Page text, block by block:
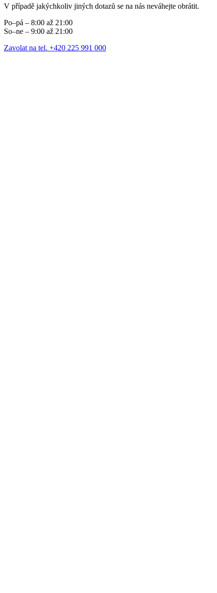
V případě jakýchkoliv jiných dotazů se na nás neváhejte obrátit.
Po–pá – 8:00 až 21:00
So–ne – 9:00 až 21:00
Zavolat na tel. +420 225 991 000